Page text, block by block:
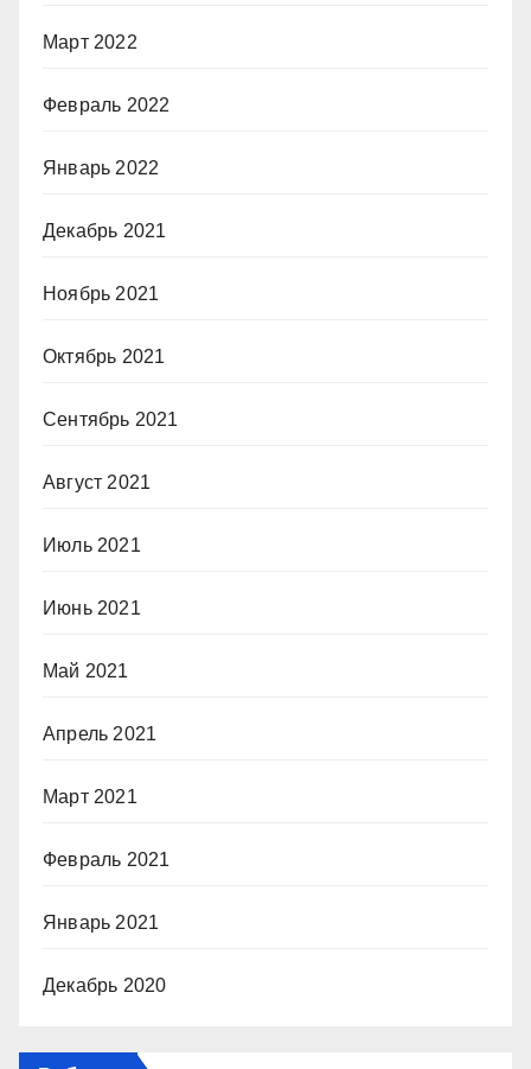
Март 2022
Февраль 2022
Январь 2022
Декабрь 2021
Ноябрь 2021
Октябрь 2021
Сентябрь 2021
Август 2021
Июль 2021
Июнь 2021
Май 2021
Апрель 2021
Март 2021
Февраль 2021
Январь 2021
Декабрь 2020